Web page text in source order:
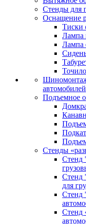
Стенды для
Оснащение
Тиски
Лампа
Лампа
автомобилей
Подъемное
Стенды
Стенд
Стенд
для
Стенд
Стенд